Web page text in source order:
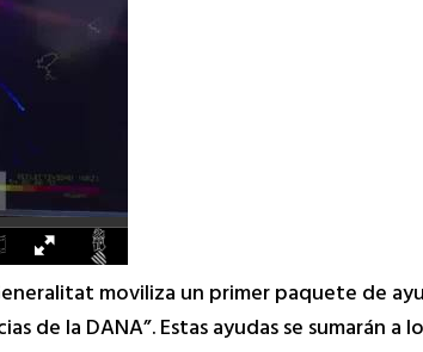
moviliza un primer paquete de
de la DANA”. Estas ayudas se sumarán a